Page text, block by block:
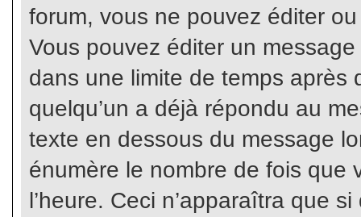
forum, vous ne pouvez éditer
Vous pouvez éditer un
dans une limite de temps après
quelqu’un a déjà répondu au
texte en dessous du message
énumère le nombre de fois que
l’heure. Ceci n’apparaîtra que